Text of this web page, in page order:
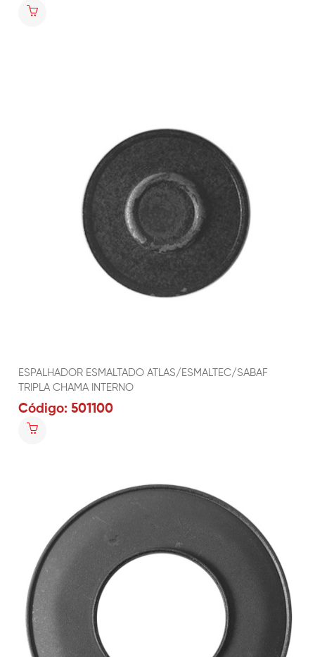
ESPALHADOR ESMALTADO ATLAS/ESMALTEC/SABAF
TRIPLA CHAMA INTERNO
Código: 501100